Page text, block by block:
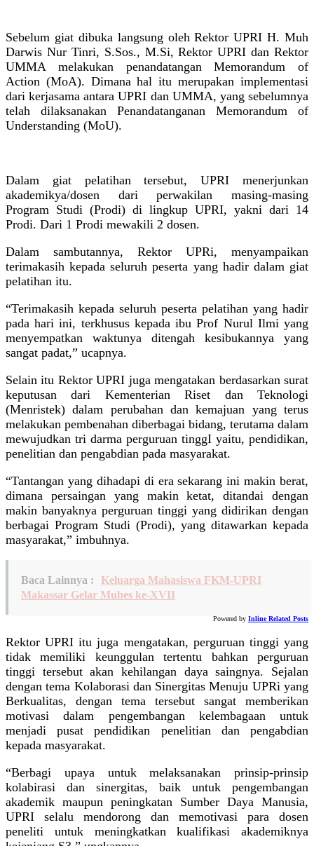
Sebelum giat dibuka langsung oleh Rektor UPRI H. Muh
Darwis Nur Tinri, S.Sos., M.Si, Rektor UPRI dan Rektor
UMMA melakukan penandatangan Memorandum of
Action (MoA). Dimana hal itu merupakan implementasi
dari kerjasama antara UPRI dan UMMA, yang sebelumnya
telah dilaksanakan Penandatanganan Memorandum of
Understanding (MoU).
Dalam giat pelatihan tersebut, UPRI menerjunkan
akademikya/dosen dari perwakilan masing-masing
Program Studi (Prodi) di lingkup UPRI, yakni dari 14
Prodi. Dari 1 Prodi mewakili 2 dosen.
Dalam sambutannya, Rektor UPRi, menyampaikan
terimakasih kepada seluruh peserta yang hadir dalam giat
pelatihan itu.
“Terimakasih kepada seluruh peserta pelatihan yang hadir
pada hari ini, terkhusus kepada ibu Prof Nurul Ilmi yang
menyempatkan waktunya ditengah kesibukannya yang
sangat padat,” ucapnya.
Selain itu Rektor UPRI juga mengatakan berdasarkan surat
keputusan dari Kementerian Riset dan Teknologi
(Menristek) dalam perubahan dan kemajuan yang terus
melakukan pembenahan diberbagai bidang, terutama dalam
mewujudkan tri darma perguruan tinggI yaitu, pendidikan,
penelitian dan pengabdian pada masyarakat.
“Tantangan yang dihadapi di era sekarang ini makin berat,
dimana persaingan yang makin ketat, ditandai dengan
makin banyaknya perguruan tinggi yang didirikan dengan
berbagai Program Studi (Prodi), yang ditawarkan kepada
masyarakat,” imbuhnya.
Baca Lainnya :
Keluarga Mahasiswa FKM-UPRI
Makassar Gelar Mubes ke-XVII
Powered by Inline Related Posts
Rektor UPRI itu juga mengatakan, perguruan tinggi yang
tidak memiliki keunggulan tertentu bahkan perguruan
tinggi tersebut akan kehilangan daya saingnya. Sejalan
dengan tema Kolaborasi dan Sinergitas Menuju UPRi yang
Berkualitas, dengan tema tersebut sangat memberikan
motivasi dalam pengembangan kelembagaan untuk
menjadi pusat pendidikan penelitian dan pengabdian
kepada masyarakat.
“Berbagi upaya untuk melaksanakan prinsip-prinsip
kolabirasi dan sinergitas, baik untuk pengembangan
akademik maupun peningkatan Sumber Daya Manusia,
UPRI selalu mendorong dan memotivasi para dosen
peneliti untuk meningkatkan kualifikasi akademiknya